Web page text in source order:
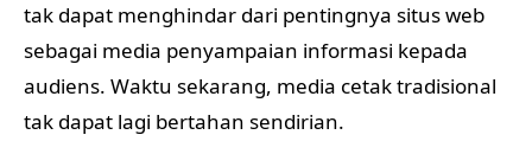
tak dapat menghindar dari pentingnya situs web
sebagai media penyampaian informasi kepada
audiens. Waktu sekarang, media cetak tradisional
tak dapat lagi bertahan sendirian.